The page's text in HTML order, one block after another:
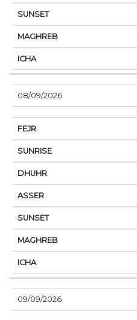
08/09/2026
09/09/2026